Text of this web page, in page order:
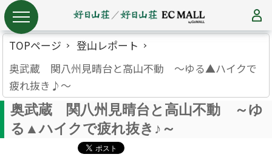
TOPページ
登山レポート
奥武蔵 関八州見晴台と高山不動 ～ゆる▲ハイクで
疲れ抜き♪～
奥武蔵 関八州見晴台と高山不動 ～ゆ
る▲ハイクで疲れ抜き♪～